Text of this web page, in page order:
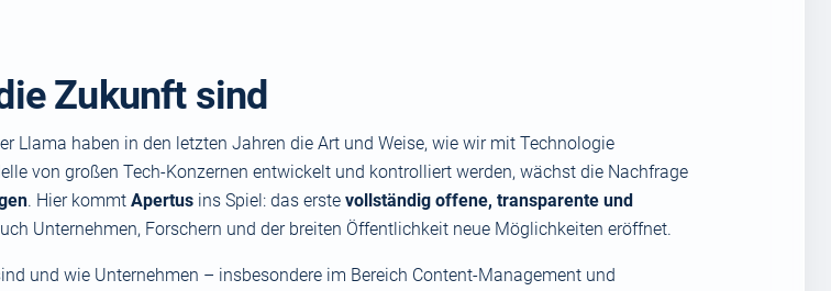
Zukunft sind
Llama haben in den letzten Jahren die Art und Weise, wie wir mit Technologie
von großen Tech-Konzernen entwickelt und kontrolliert werden, wächst die Nachfrage
. Hier kommt Apertus ins Spiel: das erste vollständig offene, transparente und
Unternehmen, Forschern und der breiten Öffentlichkeit neue Möglichkeiten eröffnet.
und wie Unternehmen – insbesondere im Bereich Content-Management und